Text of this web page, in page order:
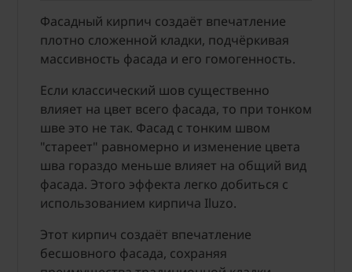
Фасадный кирпич создаёт впечатление
плотно сложенной кладки, подчёркивая
массивность фасада и его гомогенность.
Если классический шов существенно
влияет на цвет всего фасада, то при тонком
шве это не так. Фасад с тонким швом
"стареет" равномерно и изменение цвета
шва гораздо меньше влияет на общий вид
фасада. Этого эффекта легко добиться с
использованием кирпича Iluzo.
Этот кирпич создаёт впечатление
бесшовного фасада, сохраняя